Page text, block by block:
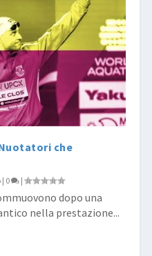
che
| 0 |
dopo una
nella prestazione...